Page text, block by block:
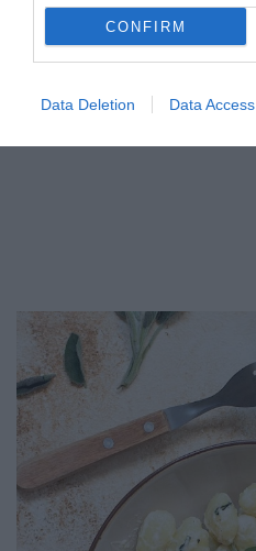
CONFIRM
Data Deletion Data Access